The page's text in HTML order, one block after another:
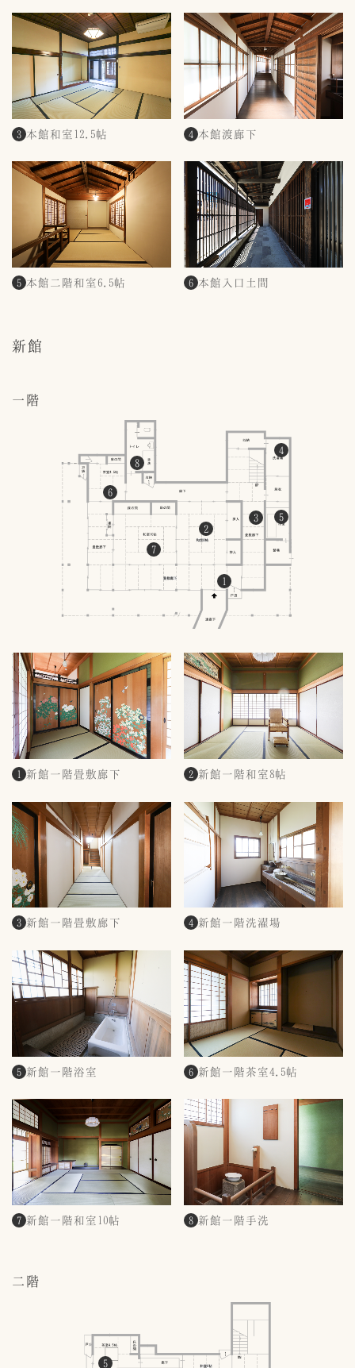
3 本館和室12.5帖 4 本館渡廊下
5 本館二階和室6.5帖 6 本館入口土間
新館
一階
1
2
3
4
5
6
7
8
1 新館一階畳敷廊下 2 新館一階和室8帖
3 新館一階畳敷廊下 4 新館一階洗濯場
5 新館一階浴室 6 新館一階茶室4.5帖
7 新館一階和室10帖 8 新館一階手洗
二階
5